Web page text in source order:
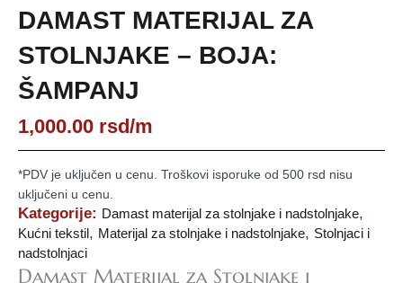
DAMAST MATERIJAL ZA
STOLNJAKE – BOJA:
ŠAMPANJ
1,000.00 rsd/m
*PDV je uključen u cenu. Troškovi isporuke od 500 rsd nisu
uključeni u cenu.
Kategorije: Damast materijal za stolnjake i nadstolnjake,
Kućni tekstil, Materijal za stolnjake i nadstolnjake, Stolnjaci i
nadstolnjaci
Damast Materijal za Stolnjake i